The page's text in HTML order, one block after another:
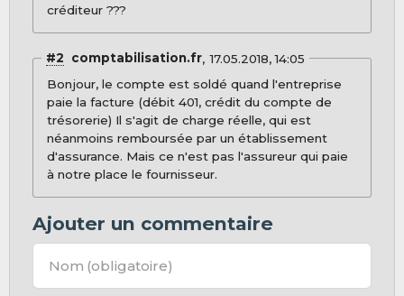
créditeur ???
#2 comptabilisation.fr 17.05.2018, 14:05
Bonjour, le compte est soldé quand l'entreprise
paie la facture (débit 401, crédit du compte de
trésorerie) Il s'agit de charge réelle, qui est
néanmoins remboursée par un établissement
d'assurance. Mais ce n'est pas l'assureur qui paie
à notre place le fournisseur.
Ajouter un commentaire
Nom (obligatoire)